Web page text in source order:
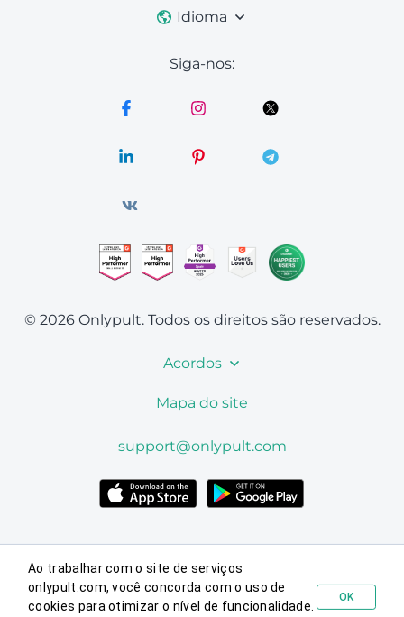
Idioma
Siga-nos:
© 2026 Onlypult. Todos os direitos são reservados.
Acordos
Mapa do site
support@onlypult.com
Ao trabalhar com o site de serviços
onlypult.com, você concorda com o uso de
cookies para otimizar o nível de funcionalidade.
OK
Testar gratuitamente